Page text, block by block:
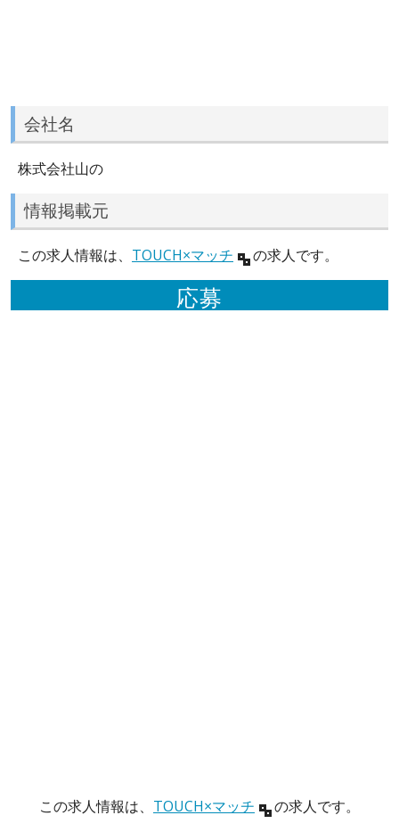
会社名
株式会社山の
情報掲載元
この求人情報は、 TOUCH×マッチ の求人です。
応募
この求人情報は、 TOUCH×マッチ の求人です。